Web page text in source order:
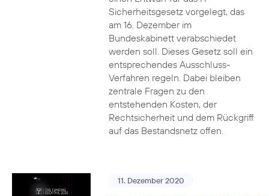
Sicherheitsgesetz vorgelegt, das
am 16. Dezember im
Bundeskabinett verabschiedet
werden soll. Dieses Gesetz soll ein
entsprechendes Ausschluss-
Verfahren regeln. Dabei bleiben
zentrale Fragen zu den
entstehenden Kosten, der
Rechtsicherheit und dem Rückgriff
auf das Bestandsnetz offen.
11. Dezember 2020